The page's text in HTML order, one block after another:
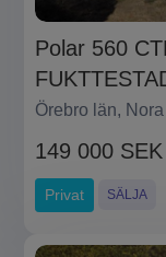
Polar 560
Örebro län, Nora
149 000 SEK
Privat SÄLJA